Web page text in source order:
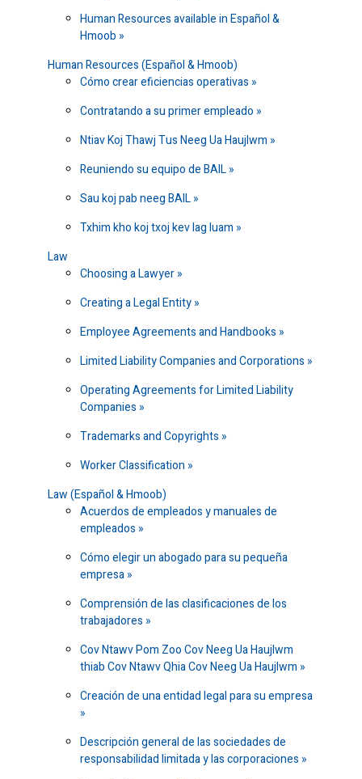
Human Resources available in Español &
Hmoob
Human Resources (Español & Hmoob)
Cómo crear eficiencias operativas
Contratando a su primer empleado
Ntiav Koj Thawj Tus Neeg Ua Haujlwm
Reuniendo su equipo de BAIL
Sau koj pab neeg BAIL
Txhim kho koj txoj kev lag luam
Law
Choosing a Lawyer
Creating a Legal Entity
Employee Agreements and Handbooks
Limited Liability Companies and Corporations
Operating Agreements for Limited Liability
Companies
Trademarks and Copyrights
Worker Classification
Law (Español & Hmoob)
Acuerdos de empleados y manuales de
empleados
Cómo elegir un abogado para su pequeña
empresa
Comprensión de las clasificaciones de los
trabajadores
Cov Ntawv Pom Zoo Cov Neeg Ua Haujlwm
thiab Cov Ntawv Qhia Cov Neeg Ua Haujlwm
Creación de una entidad legal para su empresa
Descripción general de las sociedades de
responsabilidad limitada y las corporaciones